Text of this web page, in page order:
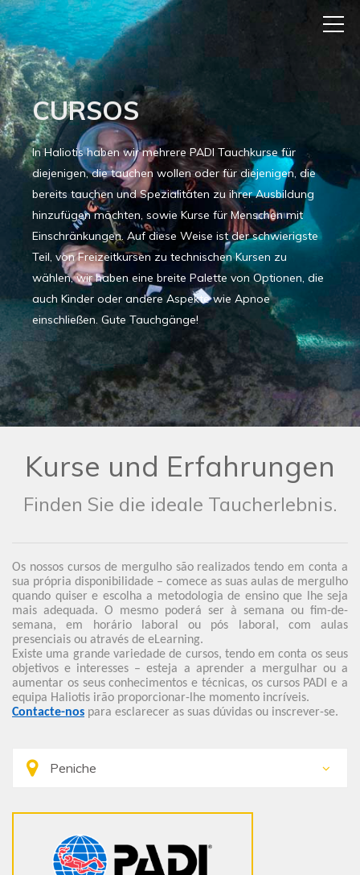
CURSOS
In Haliotis haben wir mehrere PADI Tauchkurse für
diejenigen, die tauchen wollen oder für diejenigen, die
bereits tauchen und Spezialitäten zu ihrer Ausbildung
hinzufügen möchten, sowie Kurse für Menschen mit
Einschränkungen. Auf diese Weise ist der schwierigste
Teil, von Freizeitkursen zu technischen Kursen zu
wählen, wir haben eine breite Palette von Optionen, die
auch Kinder oder andere Aspekte wie Apnoe
einschließen. Gute Tauchgänge!
Kurse und Erfahrungen
Finden Sie die ideale Taucherlebnis.
Os nossos cursos de mergulho são realizados tendo em conta a
sua própria disponibilidade – comece as suas aulas de mergulho
quando quiser e escolha a metodologia de ensino que lhe seja
mais adequada. O mesmo poderá ser à semana ou fim-de-
semana, em horário laboral ou pós laboral, com aulas
presenciais ou através de eLearning.
Existe uma grande variedade de cursos, tendo em conta os seus
objetivos e interesses – esteja a aprender a mergulhar ou a
aumentar os seus conhecimentos e técnicas, os cursos PADI e a
equipa Haliotis irão proporcionar-lhe momento incríveis.
Contacte-nos para esclarecer as suas dúvidas ou inscrever-se.